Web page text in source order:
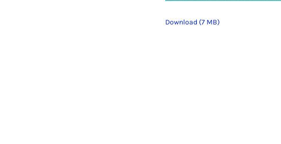
Download (7 MB)